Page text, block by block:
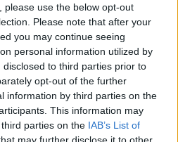
please use the below opt-out
Please note that after your
you may continue seeing
personal information utilized by
to third parties prior to
opt-out of the further
information by third parties on the
This information may
parties on the IAB’s List of
may further disclose it to other